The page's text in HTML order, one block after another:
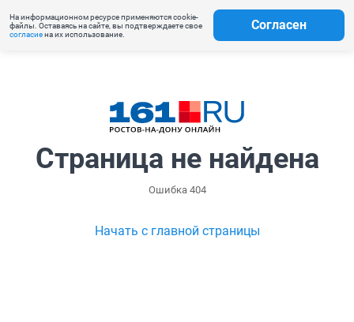
На информационном ресурсе применяются cookie-
файлы. Оставаясь на сайте, вы подтверждаете свое
согласиена их использование.
Согласен
Страница не найдена
Ошибка 404
Начать с главной страницы